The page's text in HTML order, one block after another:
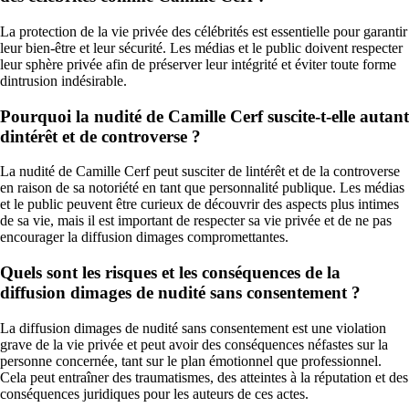
La protection de la vie privée des célébrités est essentielle pour garantir
leur bien-être et leur sécurité. Les médias et le public doivent respecter
leur sphère privée afin de préserver leur intégrité et éviter toute forme
dintrusion indésirable.
Pourquoi la nudité de Camille Cerf suscite-t-elle autant
dintérêt et de controverse ?
La nudité de Camille Cerf peut susciter de lintérêt et de la controverse
en raison de sa notoriété en tant que personnalité publique. Les médias
et le public peuvent être curieux de découvrir des aspects plus intimes
de sa vie, mais il est important de respecter sa vie privée et de ne pas
encourager la diffusion dimages compromettantes.
Quels sont les risques et les conséquences de la
diffusion dimages de nudité sans consentement ?
La diffusion dimages de nudité sans consentement est une violation
grave de la vie privée et peut avoir des conséquences néfastes sur la
personne concernée, tant sur le plan émotionnel que professionnel.
Cela peut entraîner des traumatismes, des atteintes à la réputation et des
conséquences juridiques pour les auteurs de ces actes.